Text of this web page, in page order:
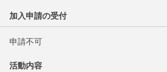
加入申請の受付
申請不可
活動内容